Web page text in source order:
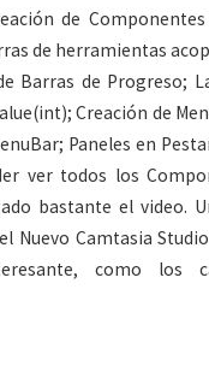
de Componentes
de herramientas
Barras de Progreso;
Creación de
Paneles en
ver todos los
bastante el video.
Nuevo Camtasia
como los